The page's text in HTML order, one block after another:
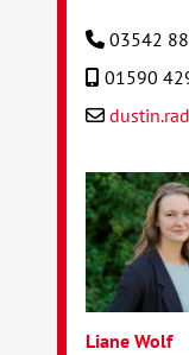
03542
01590
Liane Wolf